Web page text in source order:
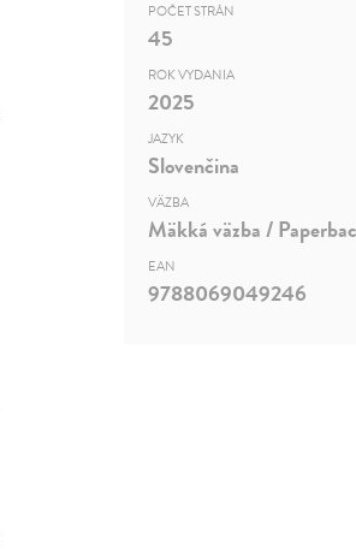
POČET STRÁN
45
ROK VYDANIA
2025
JAZYK
Slovenčina
VÄZBA
Mäkká väzba /
EAN
9788069049246